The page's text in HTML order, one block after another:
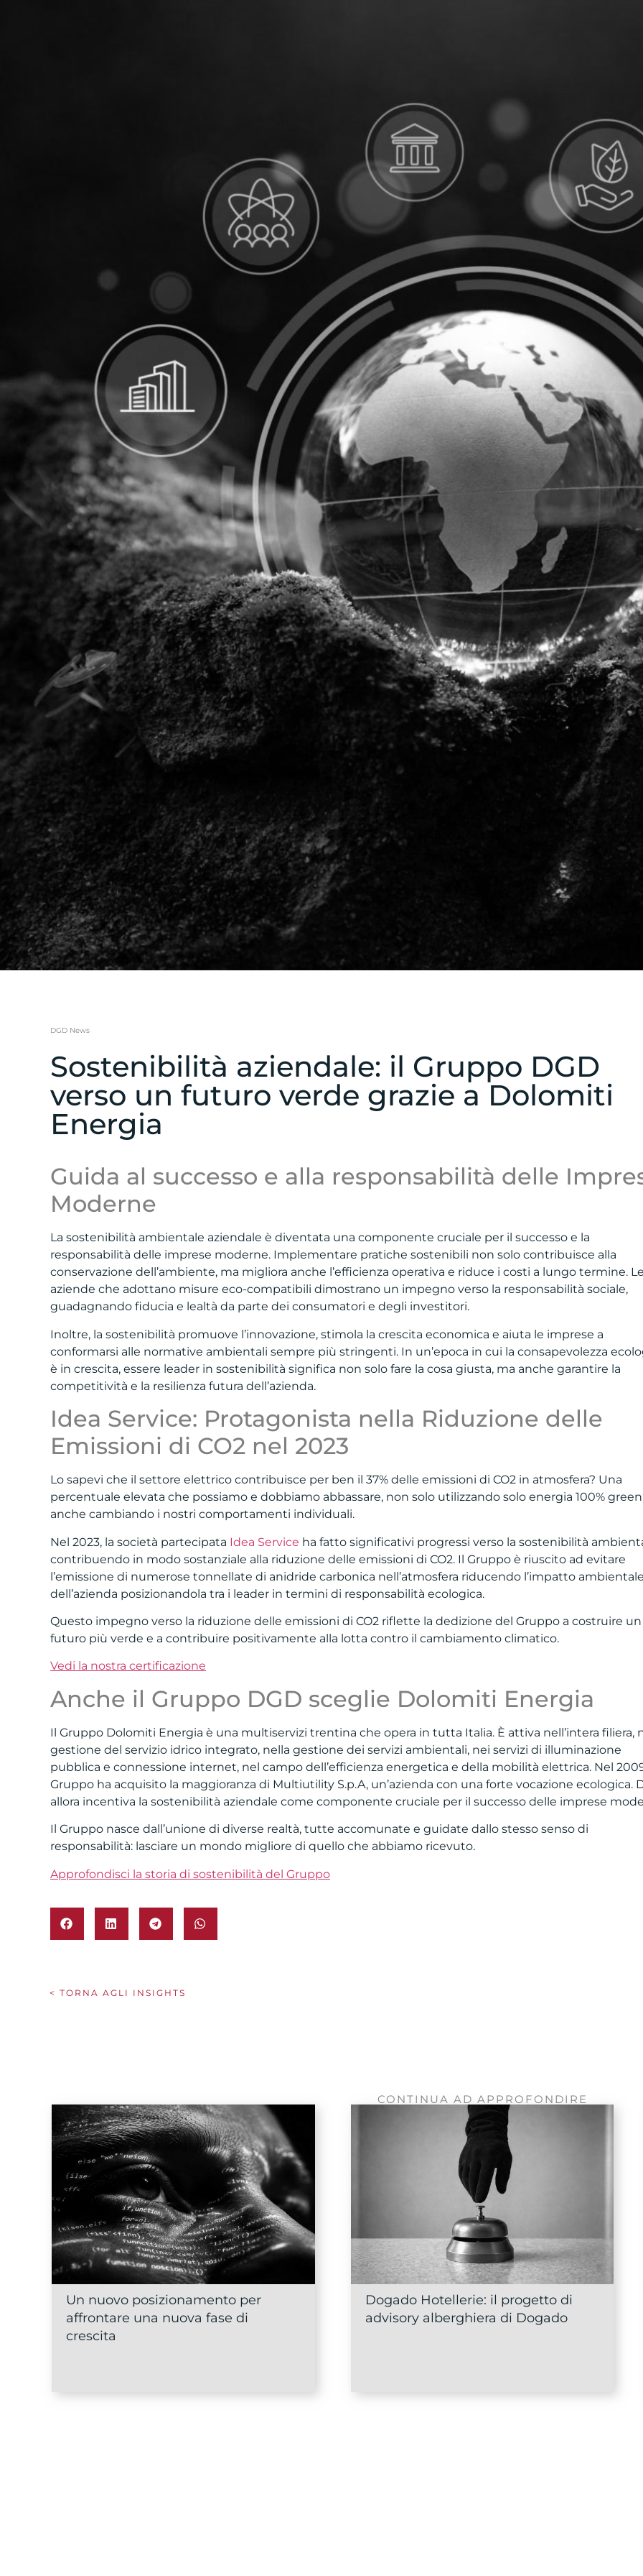
DGD News
Sostenibilità aziendale: il Gruppo DGD
verso un futuro verde grazie a Dolomiti
Energia
Guida al successo e alla responsabilità delle
Moderne
La sostenibilità ambientale aziendale è diventata una componente cruciale per il successo e la
responsabilità delle imprese moderne. Implementare pratiche sostenibili non solo contribuisce alla
conservazione dell’ambiente, ma migliora anche l’efficienza operativa e riduce i costi a lungo termine.
aziende che adottano misure eco-compatibili dimostrano un impegno verso la responsabilità sociale,
guadagnando fiducia e lealtà da parte dei consumatori e degli investitori.
Inoltre, la sostenibilità promuove l’innovazione, stimola la crescita economica e aiuta le imprese a
conformarsi alle normative ambientali sempre più stringenti. In un’epoca in cui la consapevolezza
è in crescita, essere leader in sostenibilità significa non solo fare la cosa giusta, ma anche garantire la
competitività e la resilienza futura dell’azienda.
Idea Service: Protagonista nella Riduzione delle
Emissioni di CO2 nel 2023
Lo sapevi che il settore elettrico contribuisce per ben il 37% delle emissioni di CO2 in atmosfera? Una
percentuale elevata che possiamo e dobbiamo abbassare, non solo utilizzando solo energia 100%
anche cambiando i nostri comportamenti individuali.
Nel 2023, la società partecipata Idea Service ha fatto significativi progressi verso la sostenibilità
contribuendo in modo sostanziale alla riduzione delle emissioni di CO2. Il Gruppo è riuscito ad evitare
l’emissione di numerose tonnellate di anidride carbonica nell’atmosfera riducendo l’impatto
dell’azienda posizionandola tra i leader in termini di responsabilità ecologica.
Questo impegno verso la riduzione delle emissioni di CO2 riflette la dedizione del Gruppo a costruire un
futuro più verde e a contribuire positivamente alla lotta contro il cambiamento climatico.
Vedi la nostra certificazione
Anche il Gruppo DGD sceglie Dolomiti Energia
Il Gruppo Dolomiti Energia è una multiservizi trentina che opera in tutta Italia. È attiva nell’intera filiera,
gestione del servizio idrico integrato, nella gestione dei servizi ambientali, nei servizi di illuminazione
pubblica e connessione internet, nel campo dell’efficienza energetica e della mobilità elettrica. Nel
Gruppo ha acquisito la maggioranza di Multiutility S.p.A, un’azienda con una forte vocazione ecologica.
allora incentiva la sostenibilità aziendale come componente cruciale per il successo delle imprese
Il Gruppo nasce dall’unione di diverse realtà, tutte accomunate e guidate dallo stesso senso di
responsabilità: lasciare un mondo migliore di quello che abbiamo ricevuto.
Approfondisci la storia di sostenibilità del Gruppo
< TORNA AGLI INSIGHTS
CONTINUA AD APPROFONDIRE
Un nuovo posizionamento per
affrontare una nuova fase di
crescita
Dogado Hotellerie: il progetto di
advisory alberghiera di Dogado